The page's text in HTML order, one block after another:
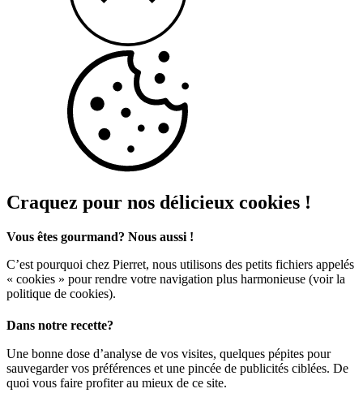
Craquez pour nos délicieux cookies !
Vous êtes gourmand? Nous aussi !
C’est pourquoi chez Pierret, nous utilisons des petits fichiers appelés
« cookies » pour rendre votre navigation plus harmonieuse (voir la
politique de cookies).
Dans notre recette?
Une bonne dose d’analyse de vos visites, quelques pépites pour
sauvegarder vos préférences et une pincée de publicités ciblées. De
quoi vous faire profiter au mieux de ce site.